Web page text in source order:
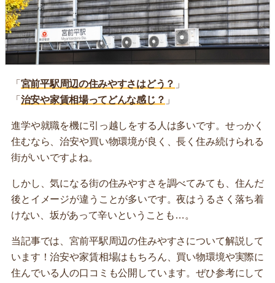
「 宮前平駅周辺の住みやすさはどう？ 」
「 治安や家賃相場ってどんな感じ？ 」
進学や就職を機に引っ越しをする人は多いです。せっかく
住むなら、治安や買い物環境が良く、長く住み続けられる
街がいいですよね。
しかし、気になる街の住みやすさを調べてみても、住んだ
後とイメージが違うことが多いです。夜はうるさく落ち着
けない、坂があって辛いということも…。
当記事では、宮前平駅周辺の住みやすさについて解説して
います！治安や家賃相場はもちろん、買い物環境や実際に
住んでいる人の口コミも公開しています。ぜひ参考にして